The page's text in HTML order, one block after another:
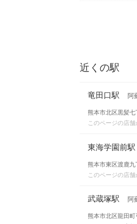
近くの駅
竜田口駅 阿
熊本市北区黒髪七
このページの店
東海学園前駅
熊本市東区渡鹿
このページの店
武蔵塚駅 阿
熊本市北区龍田町